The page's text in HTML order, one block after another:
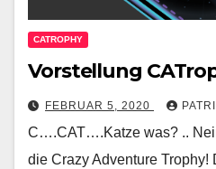
CATROPHY
Vorstellung
FEBRUAR 5, 2020
C….CAT….Katze was? ..
die Crazy Adventure Trophy!